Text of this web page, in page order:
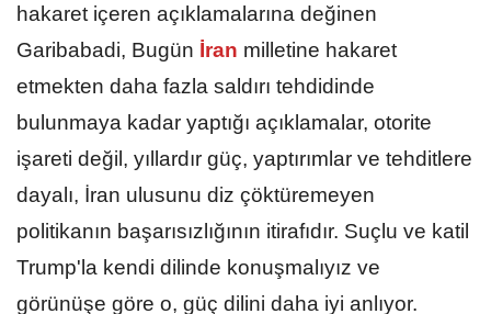
hakaret içeren açıklamalarına değinen
Garibabadi, Bugün İran milletine hakaret
etmekten daha fazla saldırı tehdidinde
bulunmaya kadar yaptığı açıklamalar, otorite
işareti değil, yıllardır güç, yaptırımlar ve tehditlere
dayalı, İran ulusunu diz çöktüremeyen
politikanın başarısızlığının itirafıdır. Suçlu ve katil
Trump'la kendi dilinde konuşmalıyız ve
görünüşe göre o, güç dilini daha iyi anlıyor.